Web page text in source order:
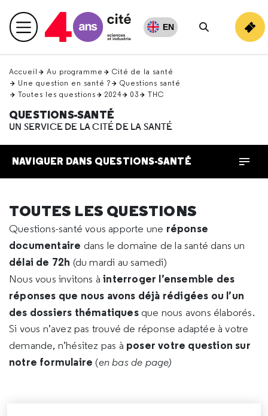
en
haut Menu principal EN
Rechercher
Accueil Au programme
Cité de la santé
Une question en santé ?
Questions santé
Toutes les questions
2024 03 THC
QUESTIONS-SANTÉ
UN SERVICE DE LA CITÉ DE LA SANTÉ
NAVIGUER DANS QUESTIONS-SANTÉ
TOUTES LES QUESTIONS
Questions-santé vous apporte une réponse
documentaire dans le domaine de la santé dans un
délai de 72h (du mardi au samedi)
Nous vous invitons àinterroger l’ensemble des
réponses que nous avons déjà rédigées ou l’un
des dossiers thématiques que nous avons élaborés.
Si vous n’avez pas trouvé de réponse adaptée à votre
demande, n’hésitez pas à poser votre question sur
notre formulaire (en bas de page)